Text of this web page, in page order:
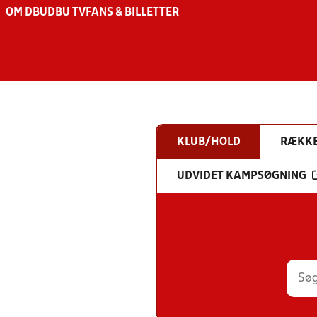
OM DBU DBU TV FANS & BILLETTER
KLUB/HOLD
UDVIDET KAMPSØGNING